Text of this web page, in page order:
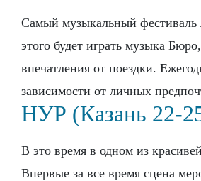
Самый музыкальный фестиваль
этого будет играть музыка
впечатления от поездки.
зависимости от личных
НУР (Казань 22-
В это время в одном из
Впервые за все время сцена